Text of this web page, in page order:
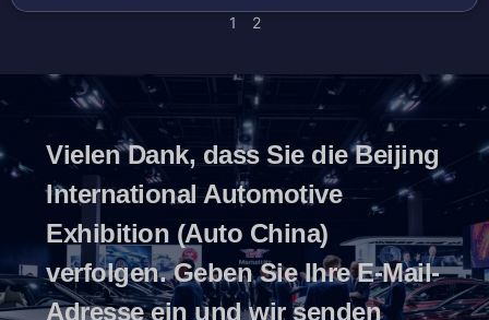
1 2
Vielen Dank, dass Sie die Beijing
International Automotive
Exhibition (Auto China)
verfolgen. Geben Sie Ihre E-Mail-
Adresse ein und wir senden